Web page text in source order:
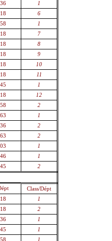
36
1
18
6
58
1
18
7
18
8
18
9
18
10
18
11
45
1
18
12
58
2
63
1
36
2
63
2
03
1
46
1
45
2
Class/Dépt
18
1
18
2
36
1
45
1
58
1